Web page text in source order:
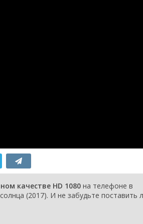
качестве HD 1080 на телефоне в
(2017). И не забудьте поставить